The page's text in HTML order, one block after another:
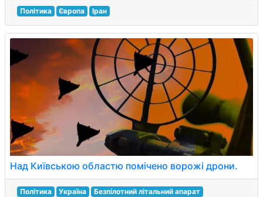
Політика Європа Іран
Над Київською областю помічено ворожі дрони.
Політика Україна Безпілотний літальний апарат